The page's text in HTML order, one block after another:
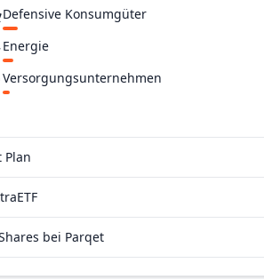
Defensive Konsumgüter
Energie
Versorgungsunternehmen
Rohstoffe
Plan
bei Parqet